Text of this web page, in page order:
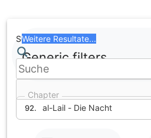
to
content
Chapter
92. al-Lail - Die Nacht
Search
Weitere Resultate...
Generic filters